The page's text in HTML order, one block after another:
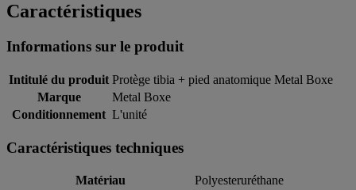
Caractéristiques
Informations sur le produit
Intitulé du produit Protège tibia + pied anatomique Metal Boxe
Marque
Metal Boxe
Conditionnement L'unité
Caractéristiques techniques
Matériau
Polyesteruréthane